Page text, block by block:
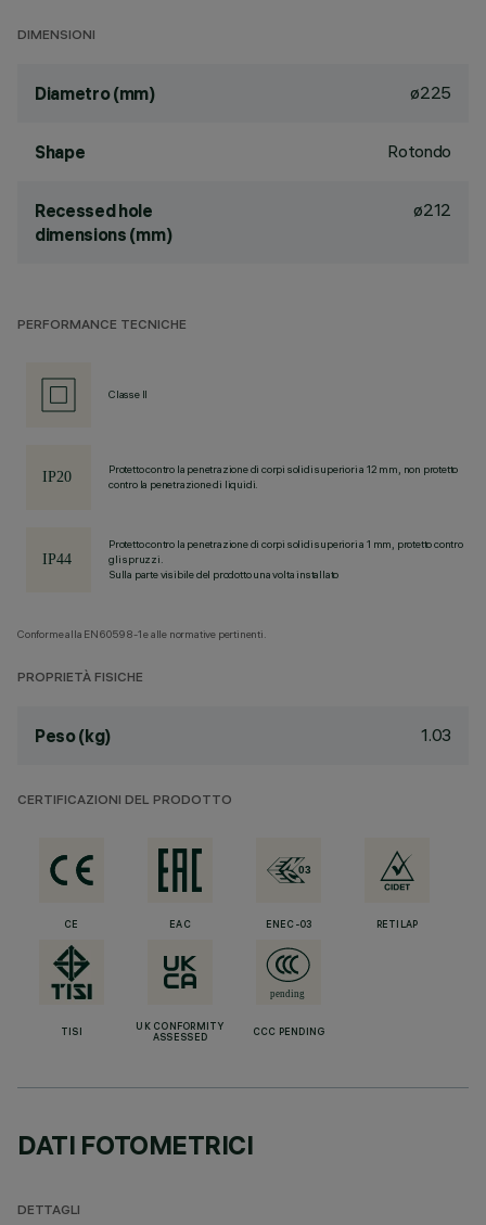
DIMENSIONI
Diametro (mm) ø225
Shape Rotondo
Recessed hole
dimensions (mm)
ø212
PERFORMANCE TECNICHE
Classe II
Protetto contro la penetrazione di corpi solidi superiori a 12 mm, non protetto
contro la penetrazione di liquidi.
Protetto contro la penetrazione di corpi solidi superiori a 1 mm, protetto contro
gli spruzzi.
Sulla parte visibile del prodotto una volta installato
Conforme alla EN60598-1 e alle normative pertinenti.
PROPRIETÀ FISICHE
Peso (kg) 1.03
CERTIFICAZIONI DEL PRODOTTO
CE EAC ENEC-03 RETILAP
TISI
UK CONFORMITY
ASSESSED
CCC PENDING
DATI FOTOMETRICI
DETTAGLI